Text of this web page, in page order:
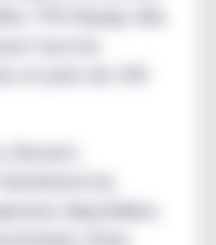
TPD Ready. Elle
et près de 100
disponibles.